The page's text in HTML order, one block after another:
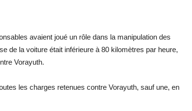
avaient joué un rôle dans la manipulation des
de la voiture était inférieure à 80 kilomètres par heure,
Vorayuth.
les charges retenues contre Vorayuth, sauf une, en